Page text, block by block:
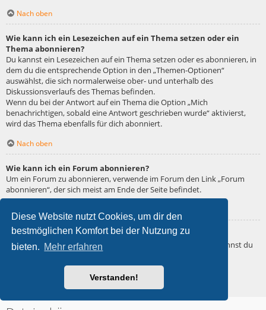
Diese Website nutzt Cookies, um dir den
bestmöglichen Komfort bei der Nutzung zu
bieten. Mehr erfahren
Verstanden!
Nach oben
Wie kann ich ein Lesezeichen auf ein Thema setzen oder ein
Thema abonnieren?
Du kannst ein Lesezeichen auf ein Thema setzen oder es abonnieren, in
dem du die entsprechende Option in den „Themen-Optionen“
auswählst, die sich normalerweise ober- und unterhalb des
Diskussionsverlaufs des Themas befinden.
Wenn du bei der Antwort auf ein Thema die Option „Mich
benachrichtigen, sobald eine Antwort geschrieben wurde“ aktivierst,
wird das Thema ebenfalls für dich abonniert.
Nach oben
Wie kann ich ein Forum abonnieren?
Um ein Forum zu abonnieren, verwende im Forum den Link „Forum
abonnieren“, der sich meist am Ende der Seite befindet.
Wie deaktiviere ich meine Abonnements?
Wenn du mehrere Abonnements deaktivieren möchtest, so kannst du
verwalten“ machen.